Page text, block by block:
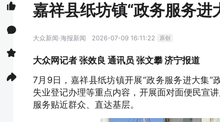
嘉祥县纸坊镇“政务服务进
大众新闻·海报新闻 2026-07-09 16:11:22 原创
大众网记者 张效良 通讯员 张文攀 济宁报道
7月9日，嘉祥县纸坊镇开展“政务服务进大集
失业登记办理等重点内容，开展面对面便民宣
服务贴近群众、直达基层。